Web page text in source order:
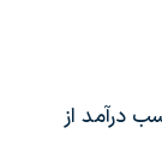
درآمد از